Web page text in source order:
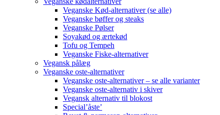
Veganske Kød-alternativer (se alle)
Veganske bøffer og steaks
Veganske Pølser
Soyakød og ærtekød
Tofu og Tempeh
Veganske Fiske-alternativer
Vegansk pålæg
Veganske oste-alternativer
Veganske oste-alternativer – se alle varianter
Veganske oste-alternativ i skiver
Vegansk alternativ til blokost
Special’åste’